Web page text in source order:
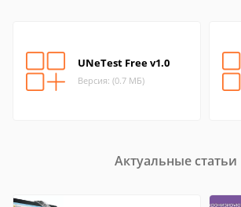
UNeTest Free v1.0
Версия: (0.7 МБ)
Актуальные статьи